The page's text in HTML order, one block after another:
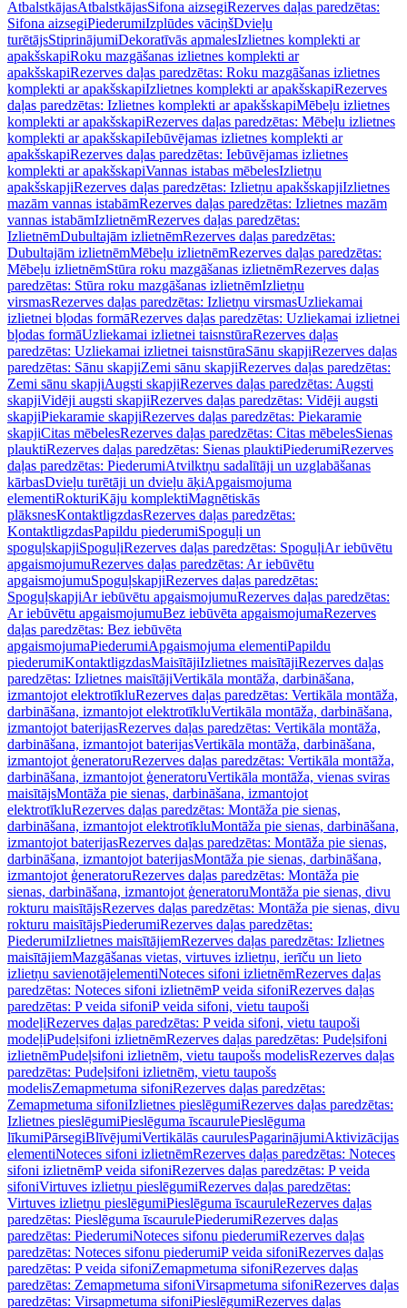
AtbalstkājasAtbalstkājasSifona aizsegiRezerves daļas paredzētas:
Sifona aizsegiPiederumiIzplūdes vāciņšDvieļu
turētājsStiprinājumiDekoratīvās apmalesIzlietnes komplekti ar
apakšskapiRoku mazgāšanas izlietnes komplekti ar
apakšskapiRezerves daļas paredzētas: Roku mazgāšanas izlietnes
komplekti ar apakšskapiIzlietnes komplekti ar apakšskapiRezerves
daļas paredzētas: Izlietnes komplekti ar apakšskapiMēbeļu izlietnes
komplekti ar apakšskapiRezerves daļas paredzētas: Mēbeļu izlietnes
komplekti ar apakšskapiIebūvējamas izlietnes komplekti ar
apakšskapiRezerves daļas paredzētas: Iebūvējamas izlietnes
komplekti ar apakšskapiVannas istabas mēbelesIzlietņu
apakšskapjiRezerves daļas paredzētas: Izlietņu apakšskapjiIzlietnes
mazām vannas istabāmRezerves daļas paredzētas: Izlietnes mazām
vannas istabāmIzlietnēmRezerves daļas paredzētas:
IzlietnēmDubultajām izlietnēmRezerves daļas paredzētas:
Dubultajām izlietnēmMēbeļu izlietnēmRezerves daļas paredzētas:
Mēbeļu izlietnēmStūra roku mazgāšanas izlietnēmRezerves daļas
paredzētas: Stūra roku mazgāšanas izlietnēmIzlietņu
virsmasRezerves daļas paredzētas: Izlietņu virsmasUzliekamai
izlietnei bļodas formāRezerves daļas paredzētas: Uzliekamai izlietnei
bļodas formāUzliekamai izlietnei taisnstūraRezerves daļas
paredzētas: Uzliekamai izlietnei taisnstūraSānu skapjiRezerves daļas
paredzētas: Sānu skapjiZemi sānu skapjiRezerves daļas paredzētas:
Zemi sānu skapjiAugsti skapjiRezerves daļas paredzētas: Augsti
skapjiVidēji augsti skapjiRezerves daļas paredzētas: Vidēji augsti
skapjiPiekaramie skapjiRezerves daļas paredzētas: Piekaramie
skapjiCitas mēbelesRezerves daļas paredzētas: Citas mēbelesSienas
plauktiRezerves daļas paredzētas: Sienas plauktiPiederumiRezerves
daļas paredzētas: PiederumiAtvilktņu sadalītāji un uzglabāšanas
kārbasDvieļu turētāji un dvieļu āķiApgaismojuma
elementiRokturiKāju komplektiMagnētiskās
plāksnesKontaktligzdasRezerves daļas paredzētas:
KontaktligzdasPapildu piederumiSpoguļi un
spoguļskapjiSpoguļiRezerves daļas paredzētas: SpoguļiAr iebūvētu
apgaismojumuRezerves daļas paredzētas: Ar iebūvētu
apgaismojumuSpoguļskapjiRezerves daļas paredzētas:
SpoguļskapjiAr iebūvētu apgaismojumuRezerves daļas paredzētas:
Ar iebūvētu apgaismojumuBez iebūvēta apgaismojumaRezerves
daļas paredzētas: Bez iebūvēta
apgaismojumaPiederumiApgaismojuma elementiPapildu
piederumiKontaktligzdasMaisītājiIzlietnes maisītājiRezerves daļas
paredzētas: Izlietnes maisītājiVertikāla montāža, darbināšana,
izmantojot elektrotīkluRezerves daļas paredzētas: Vertikāla montāža,
darbināšana, izmantojot elektrotīkluVertikāla montāža, darbināšana,
izmantojot baterijasRezerves daļas paredzētas: Vertikāla montāža,
darbināšana, izmantojot baterijasVertikāla montāža, darbināšana,
izmantojot ģeneratoruRezerves daļas paredzētas: Vertikāla montāža,
darbināšana, izmantojot ģeneratoruVertikāla montāža, vienas sviras
maisītājsMontāža pie sienas, darbināšana, izmantojot
elektrotīkluRezerves daļas paredzētas: Montāža pie sienas,
darbināšana, izmantojot elektrotīkluMontāža pie sienas, darbināšana,
izmantojot baterijasRezerves daļas paredzētas: Montāža pie sienas,
darbināšana, izmantojot baterijasMontāža pie sienas, darbināšana,
izmantojot ģeneratoruRezerves daļas paredzētas: Montāža pie
sienas, darbināšana, izmantojot ģeneratoruMontāža pie sienas, divu
rokturu maisītājsRezerves daļas paredzētas: Montāža pie sienas, divu
rokturu maisītājsPiederumiRezerves daļas paredzētas:
PiederumiIzlietnes maisītājiemRezerves daļas paredzētas: Izlietnes
maisītājiemMazgāšanas vietas, virtuves izlietņu, ierīču un lieto
izlietņu savienotājelementiNoteces sifoni izlietnēmRezerves daļas
paredzētas: Noteces sifoni izlietnēmP veida sifoniRezerves daļas
paredzētas: P veida sifoniP veida sifoni, vietu taupoši
modeļiRezerves daļas paredzētas: P veida sifoni, vietu taupoši
modeļiPudeļsifoni izlietnēmRezerves daļas paredzētas: Pudeļsifoni
izlietnēmPudeļsifoni izlietnēm, vietu taupošs modelisRezerves daļas
paredzētas: Pudeļsifoni izlietnēm, vietu taupošs
modelisZemapmetuma sifoniRezerves daļas paredzētas:
Zemapmetuma sifoniIzlietnes pieslēgumiRezerves daļas paredzētas:
Izlietnes pieslēgumiPieslēguma īscaurulePieslēguma
līkumiPārsegiBlīvējumiVertikālās caurulesPagarinājumiAktivizācijas
elementiNoteces sifoni izlietnēmRezerves daļas paredzētas: Noteces
sifoni izlietnēmP veida sifoniRezerves daļas paredzētas: P veida
sifoniVirtuves izlietņu pieslēgumiRezerves daļas paredzētas:
Virtuves izlietņu pieslēgumiPieslēguma īscauruleRezerves daļas
paredzētas: Pieslēguma īscaurulePiederumiRezerves daļas
paredzētas: PiederumiNoteces sifonu piederumiRezerves daļas
paredzētas: Noteces sifonu piederumiP veida sifoniRezerves daļas
paredzētas: P veida sifoniZemapmetuma sifoniRezerves daļas
paredzētas: Zemapmetuma sifoniVirsapmetuma sifoniRezerves daļas
paredzētas: Virsapmetuma sifoniPieslēgumiRezerves daļas